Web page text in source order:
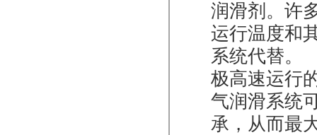
润滑剂。许
运行温度和
系统代替。
极高速运行
气润滑系统
承，从而最